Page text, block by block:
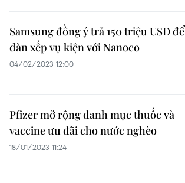
Samsung đồng ý trả 150 triệu USD để
dàn xếp vụ kiện với Nanoco
04/02/2023 12:00
Pfizer mở rộng danh mục thuốc và
vaccine ưu đãi cho nước nghèo
18/01/2023 11:24